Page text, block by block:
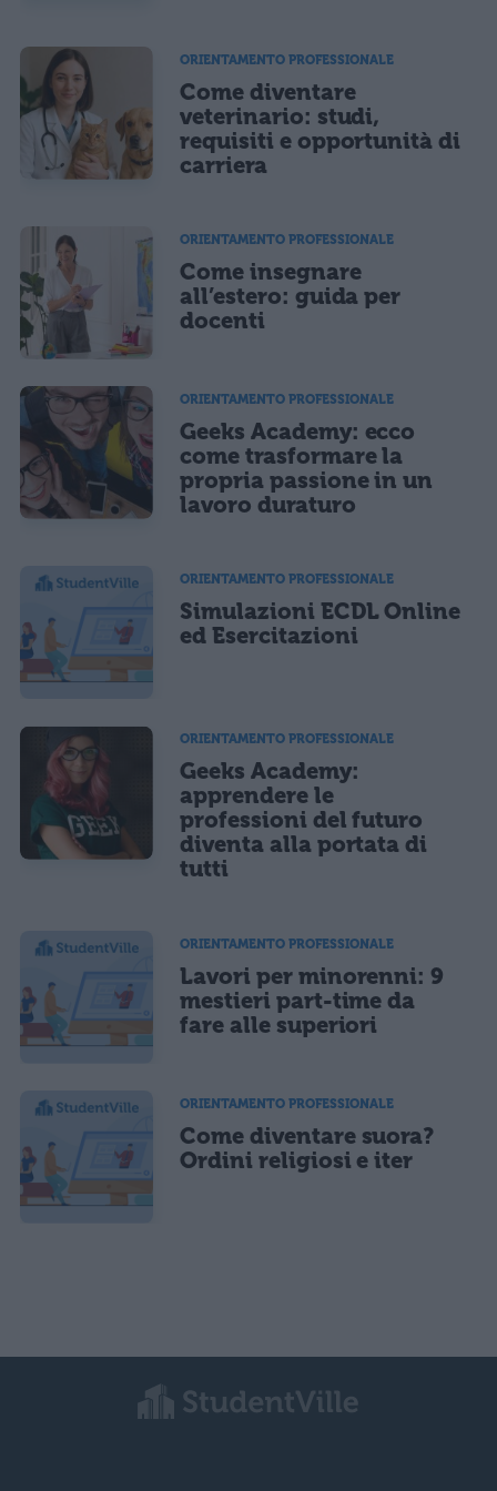
ORIENTAMENTO PROFESSIONALE
Come diventare
veterinario: studi,
requisiti e opportunità di
carriera
ORIENTAMENTO PROFESSIONALE
Come insegnare
all’estero: guida per
docenti
ORIENTAMENTO PROFESSIONALE
Geeks Academy: ecco
come trasformare la
propria passione in un
lavoro duraturo
ORIENTAMENTO PROFESSIONALE
Simulazioni ECDL Online
ed Esercitazioni
ORIENTAMENTO PROFESSIONALE
Geeks Academy:
apprendere le
professioni del futuro
diventa alla portata di
tutti
ORIENTAMENTO PROFESSIONALE
Lavori per minorenni: 9
mestieri part-time da
fare alle superiori
ORIENTAMENTO PROFESSIONALE
Come diventare suora?
Ordini religiosi e iter